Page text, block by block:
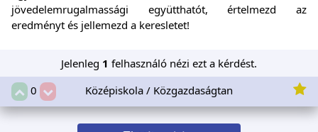
jövedelemrugalmassági együtthatót, értelmezd az
eredményt és jellemezd a keresletet!
Jelenleg 1 felhasználó nézi ezt a kérdést.
0
Középiskola / Közgazdaságtan